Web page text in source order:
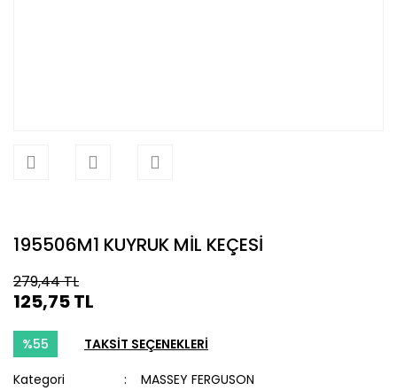
195506M1 KUYRUK MİL KEÇESİ
279,44 TL
125,75 TL
%55 TAKSİT SEÇENEKLERİ
Kategori
MASSEY FERGUSON